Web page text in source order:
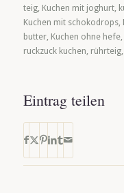
teig, Kuchen mit joghurt,
Kuchen mit schokodrops,
butter, Kuchen ohne hefe,
ruckzuck kuchen, rührteig,
Eintrag teilen